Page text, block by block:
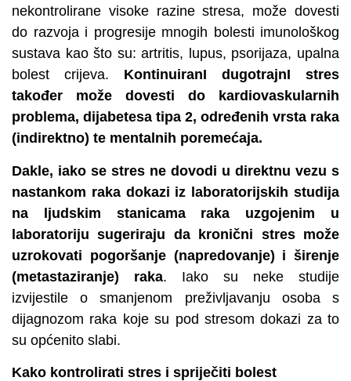
nekontrolirane visoke razine stresa, može dovesti
do razvoja i progresije mnogih bolesti imunološkog
sustava kao što su: artritis, lupus, psorijaza, upalna
bolest crijeva. KontinuiranI dugotrajnI stres
također može dovesti do kardiovaskularnih
problema, dijabetesa tipa 2, određenih vrsta raka
(indirektno) te mentalnih poremećaja.
Dakle, iako se stres ne dovodi u direktnu vezu s
nastankom raka dokazi iz laboratorijskih studija
na ljudskim stanicama raka uzgojenim u
laboratoriju sugeriraju da kronični stres može
uzrokovati pogoršanje (napredovanje) i širenje
(metastaziranje) raka. Iako su neke studije
izvijestile o smanjenom preživljavanju osoba s
dijagnozom raka koje su pod stresom dokazi za to
su općenito slabi.
Kako kontrolirati stres i spriječiti bolest